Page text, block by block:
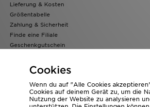
Lieferung & Kosten
Größentabelle
Zahlung & Sicherheit
Finde eine Filiale
Geschenkgutschein
Lade Die App
Corporate Websitewww.jdplc.com
Cookies
Wenn du auf "Alle Cookies
Cookies auf deinem Gerät zu, um die
Nutzung der Website zu analysieren